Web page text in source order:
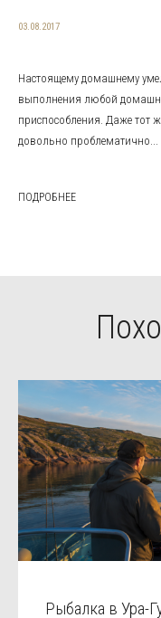
03.08.2017
Настоящему домашнему
выполнения любой
приспособления. Даже тот
довольно проблематично...
ПОДРОБНЕЕ
Рыбалка в Ура-